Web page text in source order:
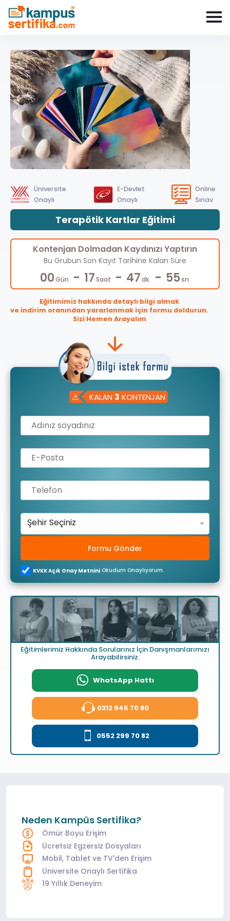
Üniversite
Onaylı
E-Devlet
Onaylı
Online
Sınav
Terapötik Kartlar Eğitimi
Kontenjan Dolmadan Kaydınızı Yaptırın
Bu Grubun Son Kayıt Tarihine Kalan Süre
00Gün - 17Saat - 47dk. - 55sn.
Eğitimimiz hakkında detaylı bilgi almak
ve indirim oranından yararlanmak için formu doldurun.
Sizi Hemen Arayalım
⚠ KALAN 3 KONTENJAN
Şehir Seçiniz
Formu Gönder
KVKK Açık Onay Metnini Okudum Onaylıyorum.
Eğitimlerimiz Hakkında Sorularınız İçin Danışmanlarımızı
Arayabilirsiniz.
WhatsApp Hattı
0312 945 70 80
0552 299 70 82
Neden Kampüs Sertifika?
Ömür Boyu Erişim
Ücretsiz Egzersiz Dosyaları
Mobil, Tablet ve TV'den Erişim
Üniversite Onaylı Sertifika
19 Yıllık Deneyim